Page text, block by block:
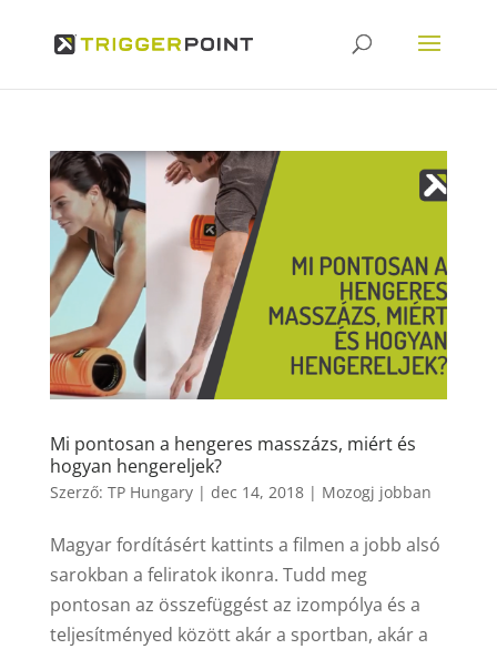
Mi pontosan a hengeres masszázs, miért és
hogyan hengereljek?
Szerző: TP Hungary| dec 14, 2018| Mozogj jobban
Magyar fordításért kattints a filmen a jobb alsó
sarokban a feliratok ikonra. Tudd meg
pontosan az összefüggést az izompólya és a
teljesítményed között akár a sportban, akár a